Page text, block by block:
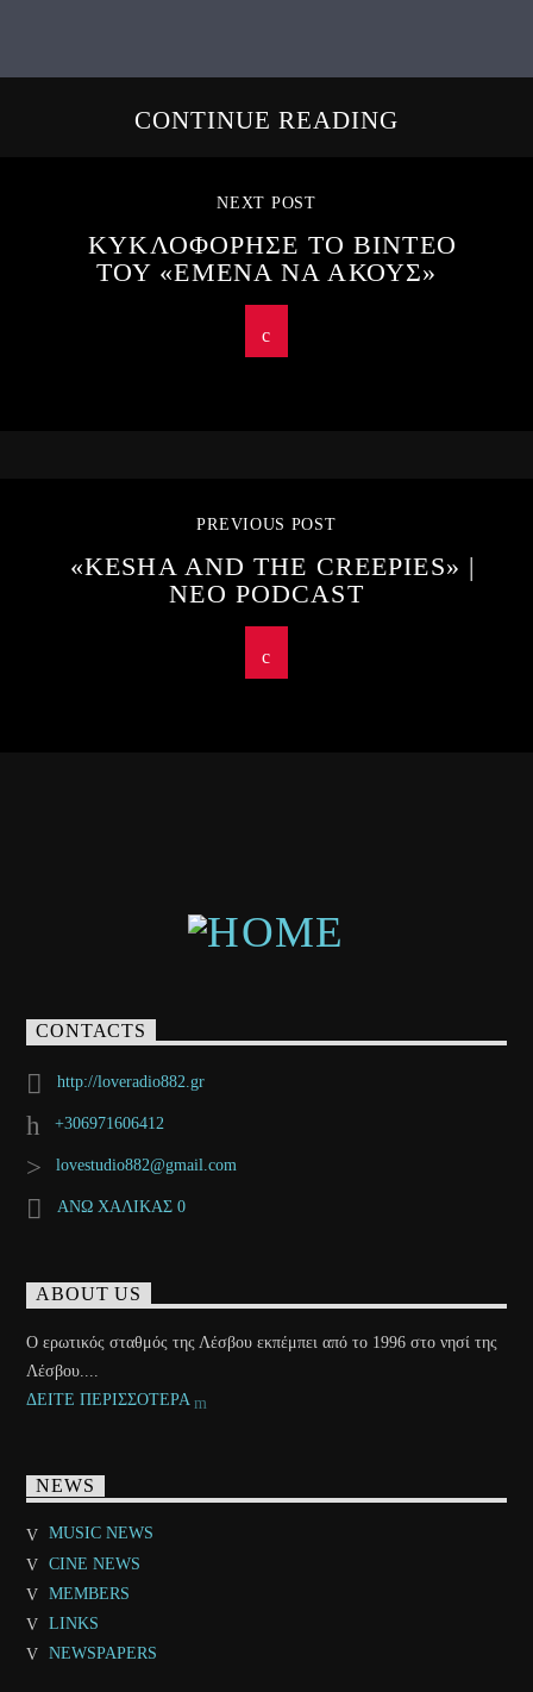
CONTINUE READING
NEXT POST
ΚΥΚΛΟΦΟΡΗΣΕ ΤΟ ΒΙΝΤΕΟ
ΤΟΥ «ΕΜΕΝΑ ΝΑ ΑΚΟΥΣ»
PREVIOUS POST
«KESHA AND THE CREEPIES» |
ΝΕΟ PODCAST
CONTACTS
http://loveradio882.gr
+306971606412
lovestudio882@gmail.com
ΑΝΩ ΧΑΛΙΚΑΣ 0
ABOUT US
Ο ερωτικός σταθμός της Λέσβου εκπέμπει από το 1996 στο νησί της
Λέσβου....
ΔΕΙΤΕ ΠΕΡΙΣΣΟΤΕΡΑ
NEWS
MUSIC NEWS
CINE NEWS
MEMBERS
LINKS
NEWSPAPERS